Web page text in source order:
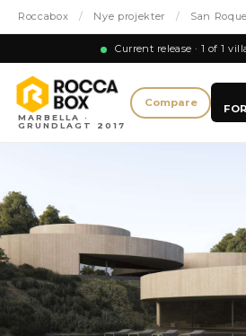
Roccabox / Nye projekter / San Roque
Current release · 1 of 1
MARBELLA ·
GRUNDLAGT 2017
Compare